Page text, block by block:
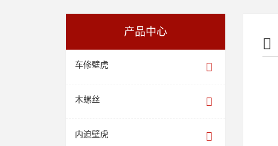
产品中心
车修壁虎
木螺丝
内迫壁虎